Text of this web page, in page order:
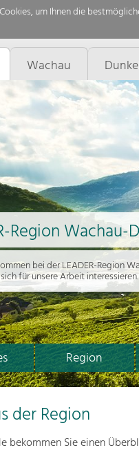
um Ihnen die
Wachau
Region
Region
bei der LEADER-Region
für unsere Arbeit interessieren.
der Region
bekommen Sie einen